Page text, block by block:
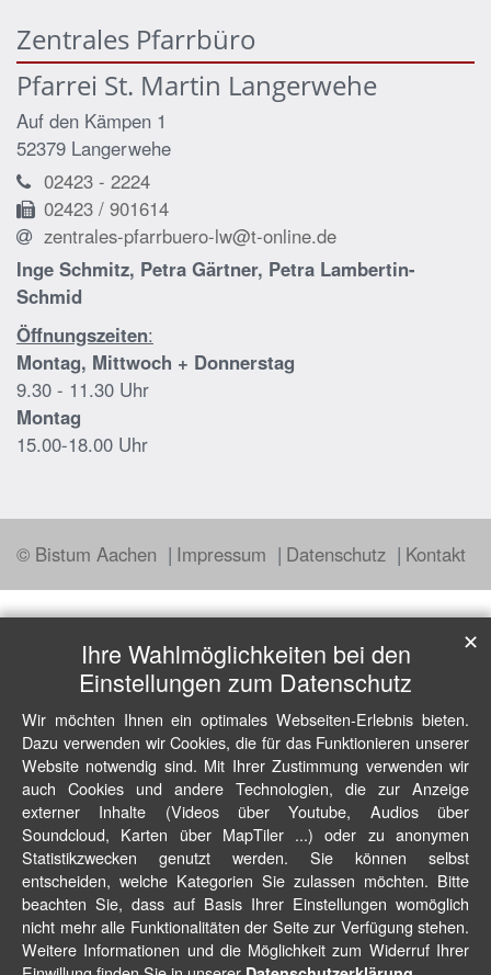
Zentrales Pfarrbüro
Pfarrei St. Martin Langerwehe
Auf den Kämpen 1
52379 Langerwehe
02423 - 2224
02423 / 901614
zentrales-pfarrbuero-lw@t-online.de
Inge Schmitz, Petra Gärtner, Petra Lambertin-
Schmid
Öffnungszeiten:
Montag, Mittwoch + Donnerstag
9.30 - 11.30 Uhr
Montag
15.00-18.00 Uhr
© Bistum Aachen Impressum Datenschutz Kontakt
Ihre Wahlmöglichkeiten bei den
Einstellungen zum Datenschutz
Wir möchten Ihnen ein optimales Webseiten-Erlebnis bieten.
Dazu verwenden wir Cookies, die für das Funktionieren unserer
Website notwendig sind. Mit Ihrer Zustimmung verwenden wir
auch Cookies und andere Technologien, die zur Anzeige
externer Inhalte (Videos über Youtube, Audios über
Soundcloud, Karten über MapTiler ...) oder zu anonymen
Statistikzwecken genutzt werden. Sie können selbst
entscheiden, welche Kategorien Sie zulassen möchten. Bitte
beachten Sie, dass auf Basis Ihrer Einstellungen womöglich
nicht mehr alle Funktionalitäten der Seite zur Verfügung stehen.
Weitere Informationen und die Möglichkeit zum Widerruf Ihrer
✕